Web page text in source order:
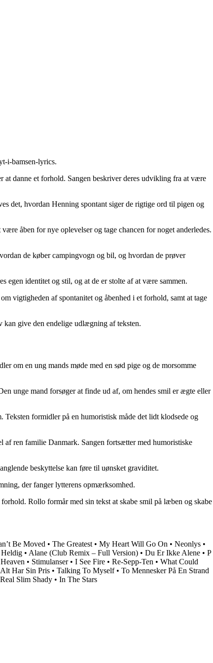
i-bamsen-lyrics.
at danne et forhold. Sangen beskriver deres udvikling fra at være
det, hvordan Henning spontant siger de rigtige ord til pigen og
åben for nye oplevelser og tage chancen for noget anderledes.
de køber campingvogn og bil, og hvordan de prøver
egen identitet og stil, og at de er stolte af at være sammen.
vigtigheden af spontanitet og åbenhed i et forhold, samt at tage
kan give den endelige udlægning af teksten.
om en ung mands møde med en sød pige og de morsomme
unge mand forsøger at finde ud af, om hendes smil er ægte eller
Teksten formidler på en humoristisk måde det lidt klodsede og
af ren familie Danmark. Sangen fortsætter med humoristiske
beskyttelse kan føre til uønsket graviditet.
der fanger lytterens opmærksomhed.
Rollo formår med sin tekst at skabe smil på læben og skabe
Be Moved • The Greatest • My Heart Will Go On • Neonlys •
Heldig • Alane (Club Remix – Full Version) • Du Er Ikke Alene • P
• Stimulanser• I See Fire • Re-Sepp-Ten • What Could
Alt Har Sin Pris • Talking To Myself• To Mennesker På En Strand
Slim Shady • In The Stars